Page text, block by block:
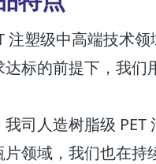
注塑级中高端技术
达标的前提下，我们
我司人造树脂级
领域，我们也在持